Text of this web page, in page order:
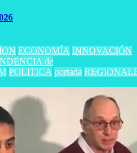
ECONOMÍA INNOVACIÓN
de
POLITICA portada